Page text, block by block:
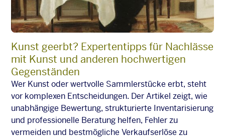
Kunst geerbt? Expertentipps für Nachlässe
mit Kunst und anderen hochwertigen
Gegenständen
Wer Kunst oder wertvolle Sammlerstücke erbt, steht
vor komplexen Entscheidungen. Der Artikel zeigt, wie
unabhängige Bewertung, strukturierte Inventarisierung
und professionelle Beratung helfen, Fehler zu
vermeiden und bestmögliche Verkaufserlöse zu